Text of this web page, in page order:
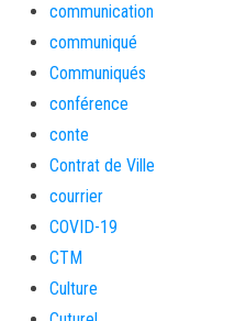
communication
communiqué
Communiqués
conférence
conte
Contrat de Ville
courrier
COVID-19
CTM
Culture